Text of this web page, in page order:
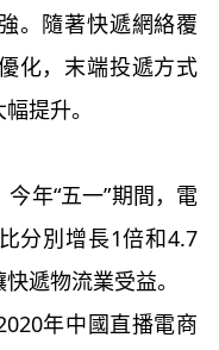
。隨著快遞網絡覆
化，末端投遞方式
提升。
年“五一”期間，電
分別增長1倍和4.7
遞物流業受益。
年中國直播電商